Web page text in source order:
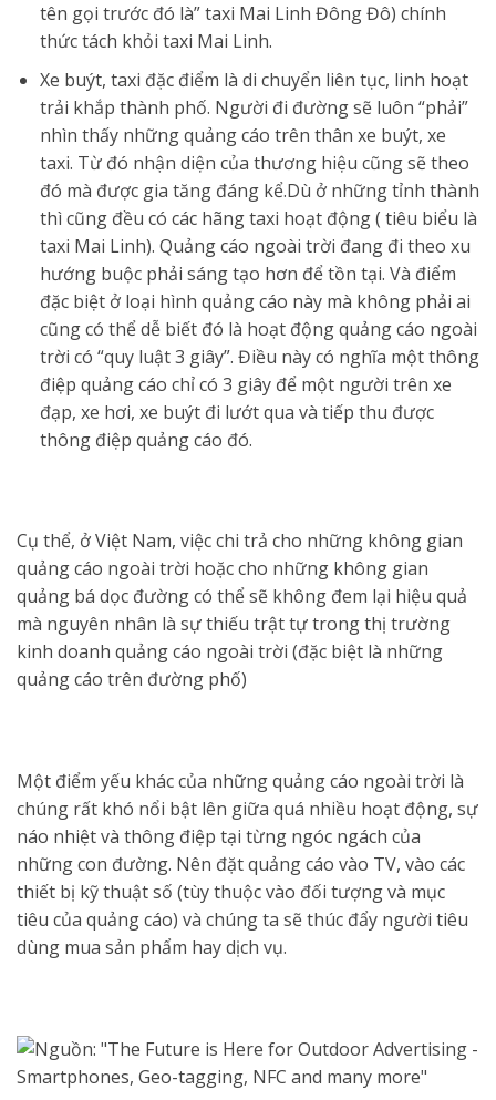
tên gọi trước đó là” taxi Mai Linh Đông Đô) chính
thức tách khỏi taxi Mai Linh.
Xe buýt, taxi đặc điểm là di chuyển liên tục, linh hoạt
trải khắp thành phố. Người đi đường sẽ luôn “phải”
nhìn thấy những quảng cáo trên thân xe buýt, xe
taxi. Từ đó nhận diện của thương hiệu cũng sẽ theo
đó mà được gia tăng đáng kể.Dù ở những tỉnh thành
thì cũng đều có các hãng taxi hoạt động ( tiêu biểu là
taxi Mai Linh). Quảng cáo ngoài trời đang đi theo xu
hướng buộc phải sáng tạo hơn để tồn tại. Và điểm
đặc biệt ở loại hình quảng cáo này mà không phải ai
cũng có thể dễ biết đó là hoạt động quảng cáo ngoài
trời có “quy luật 3 giây”. Điều này có nghĩa một thông
điệp quảng cáo chỉ có 3 giây để một người trên xe
đạp, xe hơi, xe buýt đi lướt qua và tiếp thu được
thông điệp quảng cáo đó.
Cụ thể, ở Việt Nam, việc chi trả cho những không gian
quảng cáo ngoài trời hoặc cho những không gian
quảng bá dọc đường có thể sẽ không đem lại hiệu quả
mà nguyên nhân là sự thiếu trật tự trong thị trường
kinh doanh quảng cáo ngoài trời (đặc biệt là những
quảng cáo trên đường phố)
Một điểm yếu khác của những quảng cáo ngoài trời là
chúng rất khó nổi bật lên giữa quá nhiều hoạt động, sự
náo nhiệt và thông điệp tại từng ngóc ngách của
những con đường. Nên đặt quảng cáo vào TV, vào các
thiết bị kỹ thuật số (tùy thuộc vào đối tượng và mục
tiêu của quảng cáo) và chúng ta sẽ thúc đẩy người tiêu
dùng mua sản phẩm hay dịch vụ.